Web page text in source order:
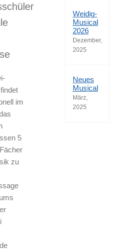
im
5
zu
Weidig-
Musical
2026
Dezember,
2025
Neues
Musical
März,
2025